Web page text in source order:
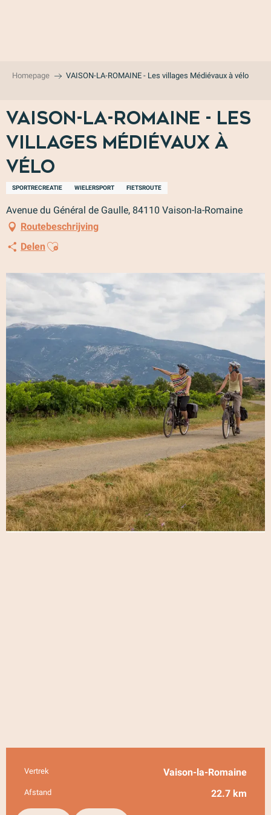
Homepage VAISON-LA-ROMAINE - Les villages Médiévaux à vélo
VAISON-LA-ROMAINE - Les
villages Médiévaux à
vélo
SPORTRECREATIE WIELERSPORT FIETSROUTE
Avenue du Général de Gaulle, 84110 Vaison-la-Romaine
Routebeschrijving
Delen Ajouter aux favoris
Praktische informatie
Vertrek Vaison-la-Romaine
Afstand 22.7 km